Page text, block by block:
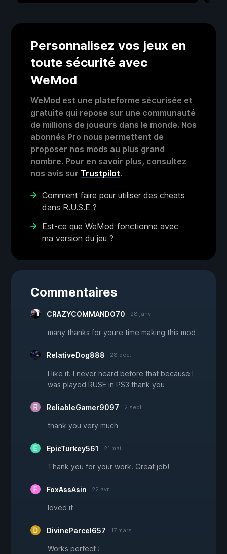
Personnalisez vos jeux en
toute sécurité avec
WeMod
WeMod est une plateforme sécurisée et
gratuite qui repose sur une communauté
de millions de joueurs dans le monde. Nos
abonnés Pro nous permettent de
proposer nos mods au plus grand
nombre. Pour en savoir plus, consultez
nos avis sur Trustpilot.
Comment faire pour utiliser des cheats
dans R.U.S.E ?
Est-ce que WeMod fonctionne avec
ma version du jeu ?
Commentaires
CRAZYCOMMANDO70 28 janv.
many thanks for youre time making this mod
RelativeDog888 28 déc.
I like it. I never heard before that because I
was played RUSE in PS3 thank you
ReliableGamer9097 2 sept.
thank you very much
EpicTurkey561 21 mai
Thank you for your work. Great job!
FoxAssAsin 22 avr.
loved it
DivineParcel657 17 mars
Works perfect !